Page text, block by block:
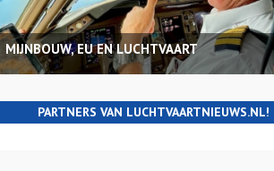
MIJNBOUW, EU EN LUCHTVAART
PARTNERS VAN LUCHTVAARTNIEUWS.NL!